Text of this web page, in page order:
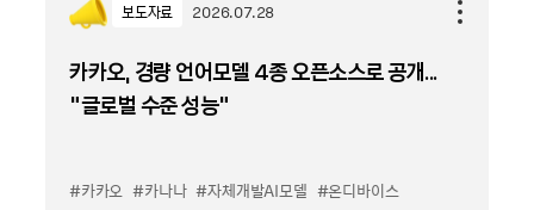
보도자료 2026.07.28
카카오, 경량 언어모델 4종 오픈소스로 공개...
“글로벌 수준 성능”
#카카오 #카나나 #자체개발AI모델 #온디바이스